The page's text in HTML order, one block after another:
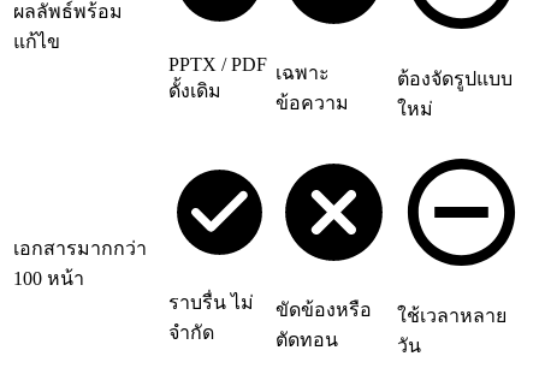
ผลลัพธ์พร้อม
แก้ไข
PPTX / PDF
ดั้งเดิม
เฉพาะ
ข้อความ
ต้องจัดรูปแบบ
ใหม่
เอกสารมากกว่า
100 หน้า
ราบรื่น ไม่
จำกัด
ขัดข้องหรือ
ตัดทอน
ใช้เวลาหลาย
วัน